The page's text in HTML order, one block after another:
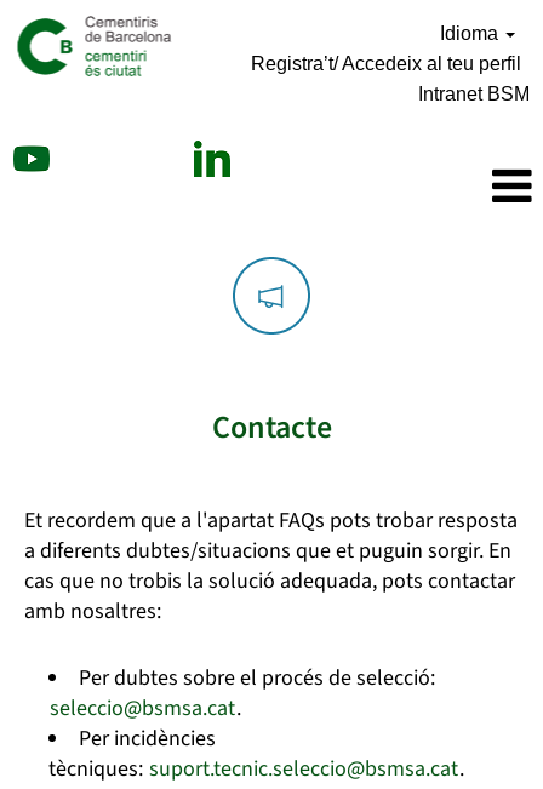
Idioma
Registra’t/ Accedeix al teu perfil
Intranet BSM
Contacte
Et recordem que a l'apartat FAQs pots trobar resposta
a diferents dubtes/situacions que et puguin sorgir. En
cas que no trobis la solució adequada, pots contactar
amb nosaltres:
Per dubtes sobre el procés de selecció:
seleccio@bsmsa.cat.
Per incidències
tècniques: suport.tecnic.seleccio@bsmsa.cat.